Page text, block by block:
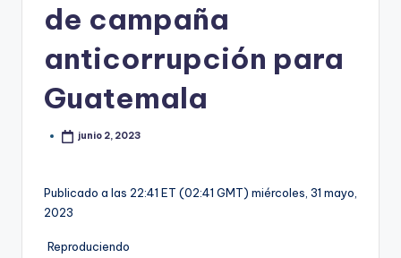
de campaña
anticorrupción para
Guatemala
junio 2, 2023
Publicado a las 22:41 ET (02:41 GMT) miércoles, 31 mayo,
2023
Reproduciendo